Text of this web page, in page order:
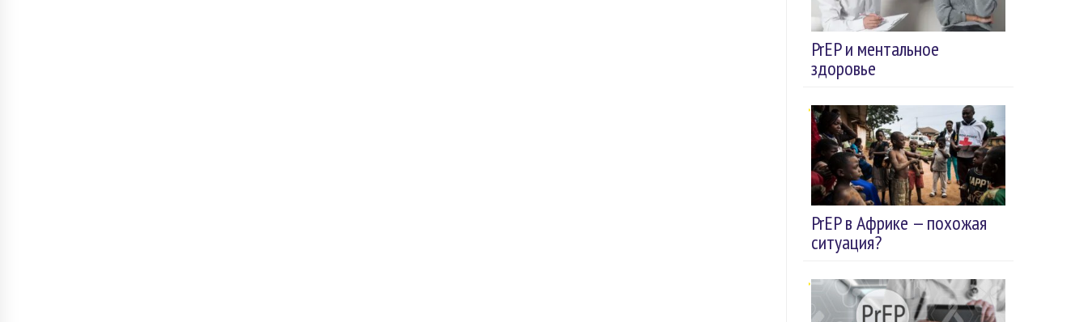
PrEP и ментальное
здоровье
PrEP в Африке — похожая
ситуация?